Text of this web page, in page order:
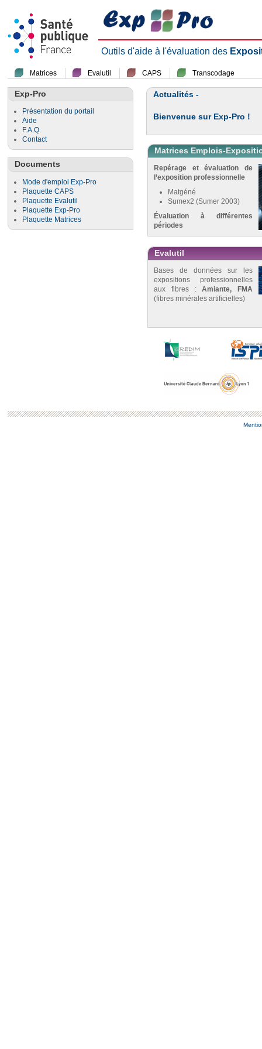
Outils d'aide à l'évaluation des
Matrices Evalutil CAPS Transcodage
Exp-Pro
Présentation du portail
Aide
F.A.Q.
Contact
Documents
Mode d'emploi Exp-Pro
Plaquette CAPS
Plaquette Evalutil
Plaquette Exp-Pro
Plaquette Matrices
Actualités -
Bienvenue sur Exp-Pro !
Matrices Emplois-
Repérage et évaluation de
l’exposition professionnelle
Matgéné
Sumex2 (Sumer 2003)
Évaluation à différentes
périodes
Evalutil
Bases de données sur les
expositions professionnelles
aux fibres :Amiante, FMA
(fibres minérales artificielles)